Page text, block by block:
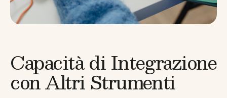
Capacità di Integrazione
con Altri Strumenti